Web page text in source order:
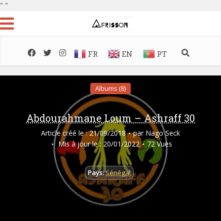
" "
FR EN PT
Albums (8)
Abdourahmane Loum – Ashraff 30
Article créé le : 21/09/2018 par Nago Seck
Mis à jour le : 20/01/2022
72 Vues
Pays:Sénégal